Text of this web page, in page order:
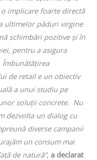
implicare foarte directă
ultimelor păduri virgine
schimbări pozitive și în
pentru a asigura
Îmbunătățirea
de retail e un obiectiv
a unui studiu pe
soluții concrete. Nu
dezvolta un dialog cu
diverse campanii
un consum mai
de natură”, a declarat